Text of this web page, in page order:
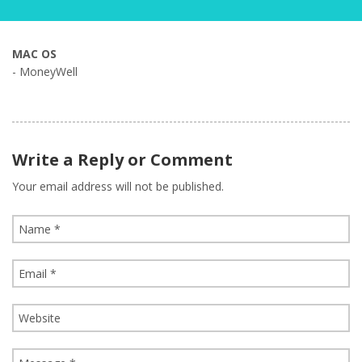
MAC OS
- MoneyWell
Write a Reply or Comment
Your email address will not be published.